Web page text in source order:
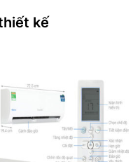
kế